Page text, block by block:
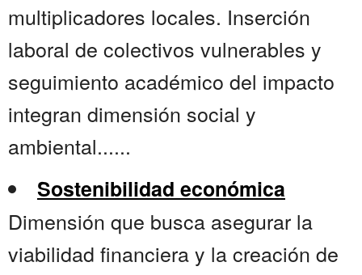
multiplicadores locales. Inserción
laboral de colectivos vulnerables y
seguimiento académico del impacto
integran dimensión social y
ambiental......
Sostenibilidad económica
Dimensión que busca asegurar la
viabilidad financiera y la creación de